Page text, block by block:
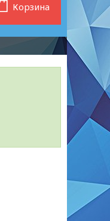
Корзина